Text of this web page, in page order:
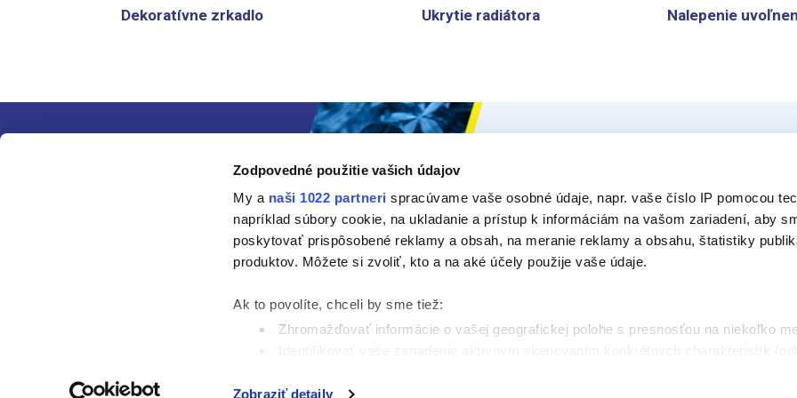
Zodpovedné použitie vašich údajov
My a naši 1022 partneri spracúvame vaše osobné údaje, napr. vaše číslo IP pomocou
napríklad súbory cookie, na ukladanie a prístup k informáciám na vašom zariadení, aby
poskytovať prispôsobené reklamy a obsah, na meranie reklamy a obsahu, štatistiky
produktov. Môžete si zvoliť, kto a na aké účely použije vaše údaje.
Ak to povolíte, chceli by sme tiež:
Zhromažďovať informácie o vašej geografickej polohe s presnosťou na niekoľko
Zobraziť detaily
Dekoratívne zrkadlo Ukrytie radiátora Nalepenie
Tipy a triky
Vyrob si sám
E-